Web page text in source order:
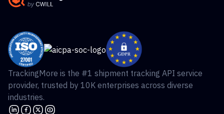
TrackingMore is the #1 shipment tracking API service
provider, trusted by 10K enterprises across diverse
industries.